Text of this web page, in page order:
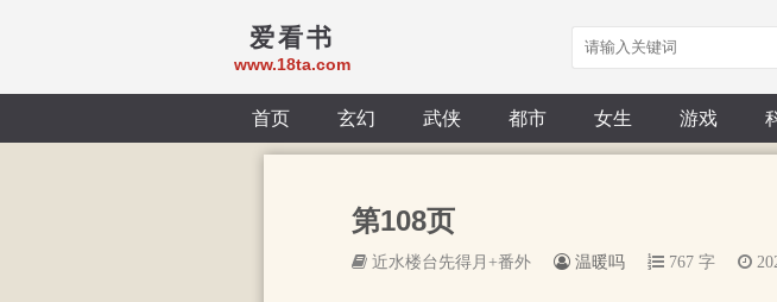
爱看书
www.18ta.com
首页 玄幻 武侠 都市 女生 游戏
第108页
近水楼台先得月+番外 温暖吗 767 字